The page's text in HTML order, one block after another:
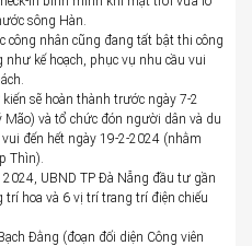
sông Hàn.
công nhân cũng đang tất bật thi công
như kế hoạch, phục vụ nhu cầu vui
sẽ hoàn thành trước ngày 7-2
và tổ chức đón người dân và du
đến hết ngày 19-2-2024 (nhằm
Thìn).
UBND TP Đà Nẵng đầu tư gần
hoa và 6 vị trí trang trí điện chiếu
Đằng (đoạn đối diện Công viên